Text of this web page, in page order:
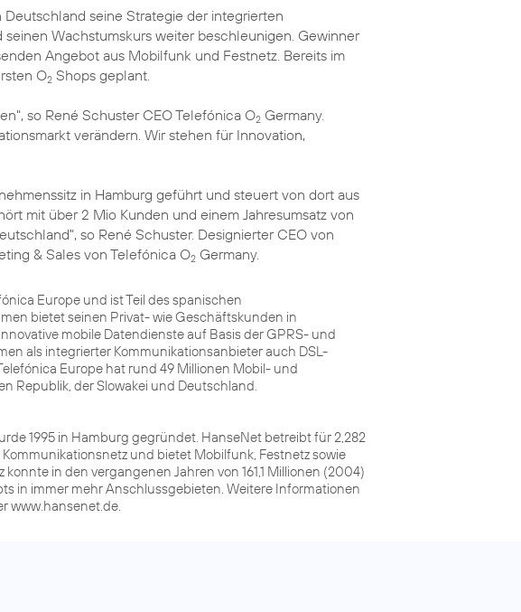
seine Strategie der integrierten
Wachstumskurs weiter beschleunigen. Gewinner
Angebot aus Mobilfunk und Festnetz. Bereits im
O2 Shops geplant.
so René Schuster CEO Telefónica O2 Germany.
verändern. Wir stehen für Innovation,
in Hamburg geführt und steuert von dort aus
mit über 2 Mio Kunden und einem Jahresumsatz von
so René Schuster. Designierter CEO von
& Sales von Telefónica O2 Germany.
Europe und ist Teil des spanischen
bietet seinen Privat- wie Geschäftskunden in
mobile Datendienste auf Basis der GPRS- und
als integrierter Kommunikationsanbieter auch DSL-
Europe hat rund 49 Millionen Mobil- und
Republik, der Slowakei und Deutschland.
1995 in Hamburg gegründet. HanseNet betreibt für 2,282
und bietet Mobilfunk, Festnetz sowie
in den vergangenen Jahren von 161,1 Millionen (2004)
in immer mehr Anschlussgebieten. Weitere Informationen
www.hansenet.de.